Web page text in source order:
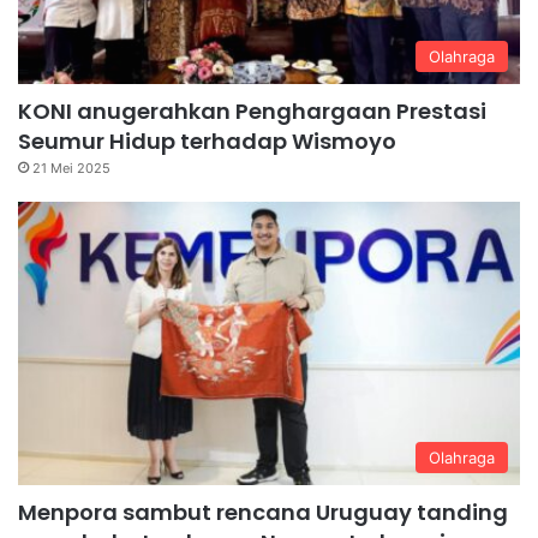
Olahraga
KONI anugerahkan Penghargaan Prestasi
Seumur Hidup terhadap Wismoyo
21 Mei 2025
Olahraga
Menpora sambut rencana Uruguay tanding